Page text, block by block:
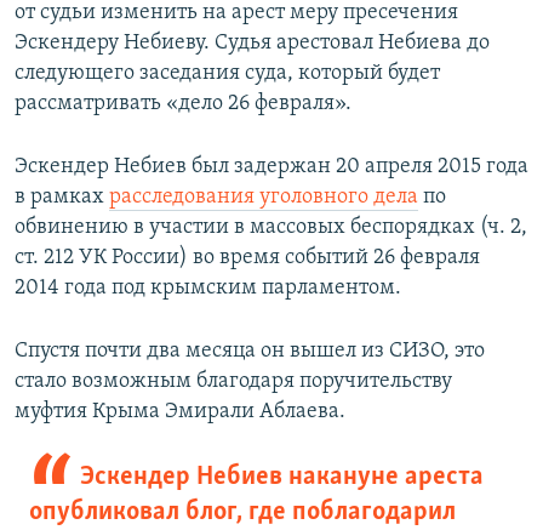
от судьи изменить на арест меру пресечения
Эскендеру Небиеву. Судья арестовал Небиева до
следующего заседания суда, который будет
рассматривать «дело 26 февраля».
Эскендер Небиев был задержан 20 апреля 2015 года
в рамках расследования уголовного дела по
обвинению в участии в массовых беспорядках (ч. 2,
ст. 212 УК России) во время событий 26 февраля
2014 года под крымским парламентом.
Спустя почти два месяца он вышел из СИЗО, это
стало возможным благодаря поручительству
муфтия Крыма Эмирали Аблаева.
Эскендер Небиев накануне ареста
опубликовал блог, где поблагодарил